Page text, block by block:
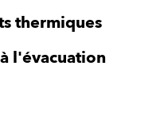
thermiques
l'évacuation